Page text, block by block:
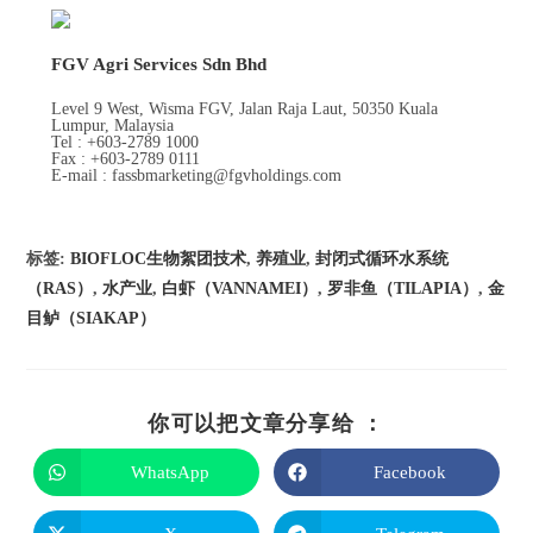
FGV Agri Services Sdn Bhd
Level 9 West, Wisma FGV, Jalan Raja Laut, 50350 Kuala
Lumpur, Malaysia
Tel : +603-2789 1000
Fax : +603-2789 0111
E-mail : fassbmarketing@fgvholdings.com
标签:BIOFLOC生物絮团技术, 养殖业, 封闭式循环水系统
（RAS）, 水产业, 白虾（VANNAMEI）, 罗非鱼（TILAPIA）, 金
目鲈（SIAKAP）
你可以把文章分享给 ：
WhatsApp Facebook